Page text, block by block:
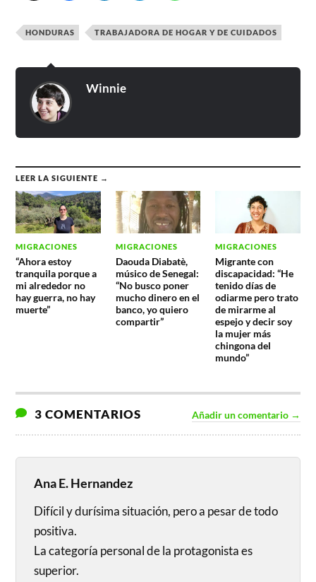
HONDURAS TRABAJADORA DE HOGAR Y DE CUIDADOS
Winnie
LEER LA SIGUIENTE →
MIGRACIONES
“Ahora estoy
tranquila porque a
mi alrededor no
hay guerra, no hay
muerte”
MIGRACIONES
Daouda Diabatè,
músico de Senegal:
“No busco poner
mucho dinero en el
banco, yo quiero
compartir”
MIGRACIONES
Migrante con
discapacidad: “He
tenido días de
odiarme pero trato
de mirarme al
espejo y decir soy
la mujer más
chingona del
mundo”
3 COMENTARIOS Añadir un comentario →
Ana E. Hernandez
Difícil y durísima situación, pero a pesar de todo
positiva.
La categoría personal de la protagonista es
superior.